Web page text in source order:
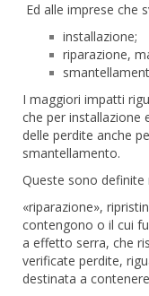
Ed alle imprese che
installazione;
riparazione,
I maggiori impatti
che per installazione
delle perdite anche
smantellamento.
Queste sono definite
«riparazione»,
contengono o il cui
a effetto serra, che
verificate perdite,
destinata a